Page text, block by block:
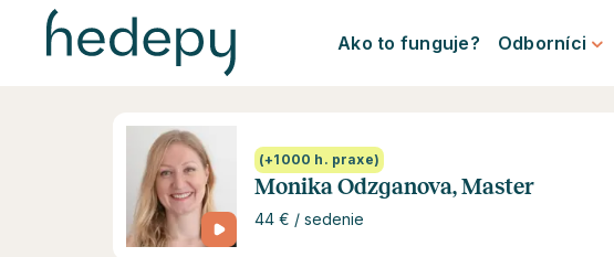
Ako to funguje? Odborníci
(+1000 h. praxe)
Monika Odzganova, Master
44 € / sedenie